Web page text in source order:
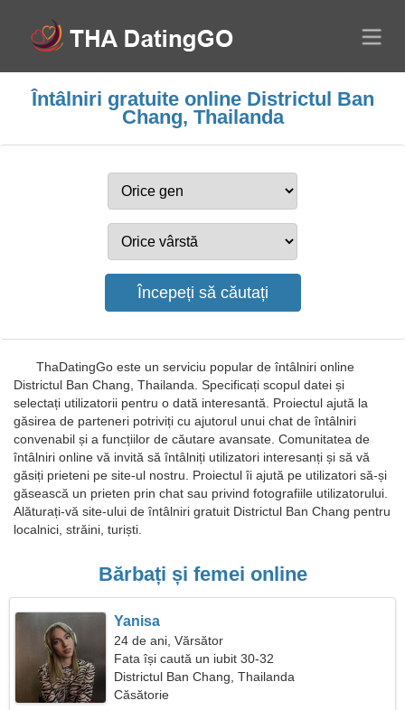
Întâlniri gratuite online Districtul Ban
Chang, Thailanda
ThaDatingGo este un serviciu popular de întâlniri online
Districtul Ban Chang, Thailanda. Specificați scopul datei și
selectați utilizatorii pentru o dată interesantă. Proiectul ajută la
găsirea de parteneri potriviți cu ajutorul unui chat de întâlniri
convenabil și a funcțiilor de căutare avansate. Comunitatea de
întâlniri online vă invită să întâlniți utilizatori interesanți și să vă
găsiți prieteni pe site-ul nostru. Proiectul îi ajută pe utilizatori să-și
găsească un prieten prin chat sau privind fotografiile utilizatorului.
Alăturați-vă site-ului de întâlniri gratuit Districtul Ban Chang pentru
localnici, străini, turiști.
Bărbați și femei online
Yanisa
24 de ani, Vărsător
Fata își caută un iubit 30-32
Districtul Ban Chang, Thailanda
Căsătorie